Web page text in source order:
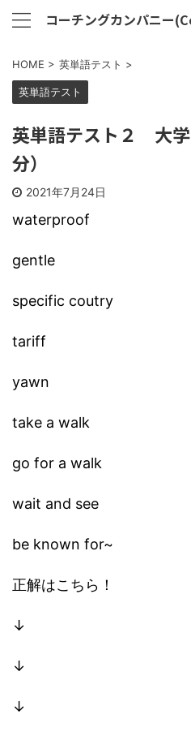
コーチングカンパニー
HOME > 英単語テスト >
英単語テスト
英単語テスト２ 大
分）
2021年7月24日
waterproof
gentle
specific coutry
tariff
yawn
take a walk
go for a walk
wait and see
be known for~
正解はこちら！
↓
↓
↓